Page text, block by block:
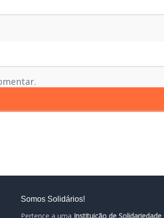
Somos Solidários!
Pertence a uma Instituição de Solidariedade